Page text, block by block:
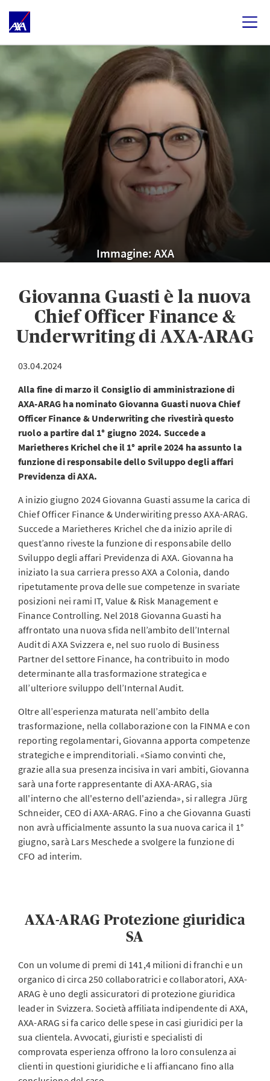
Immagine: AXA
Giovanna Guasti è la nuova
Chief Officer Finance &
Underwriting di AXA-ARAG
03.04.2024
Alla fine di marzo il Consiglio di amministrazione di
AXA-ARAG ha nominato Giovanna Guasti nuova Chief
Officer Finance & Underwriting che rivestirà questo
ruolo a partire dal 1° giugno 2024. Succede a
Marietheres Krichel che il 1° aprile 2024 ha assunto la
funzione di responsabile dello Sviluppo degli affari
Previdenza di AXA.
A inizio giugno 2024 Giovanna Guasti assume la carica di
Chief Officer Finance & Underwiriting presso AXA-ARAG.
Succede a Marietheres Krichel che da inizio aprile di
quest’anno riveste la funzione di responsabile dello
Sviluppo degli affari Previdenza di AXA. Giovanna ha
iniziato la sua carriera presso AXA a Colonia, dando
ripetutamente prova delle sue competenze in svariate
posizioni nei rami IT, Value & Risk Management e
Finance Controlling. Nel 2018 Giovanna Guasti ha
affrontato una nuova sfida nell’ambito dell’Internal
Audit di AXA Svizzera e, nel suo ruolo di Business
Partner del settore Finance, ha contribuito in modo
determinante alla trasformazione strategica e
all’ulteriore sviluppo dell’Internal Audit.
Oltre all’esperienza maturata nell’ambito della
trasformazione, nella collaborazione con la FINMA e con
reporting regolamentari, Giovanna apporta competenze
strategiche e imprenditoriali. «Siamo convinti che,
grazie alla sua presenza incisiva in vari ambiti, Giovanna
sarà una forte rappresentante di AXA-ARAG, sia
all'interno che all'esterno dell'azienda», si rallegra Jürg
Schneider, CEO di AXA-ARAG. Fino a che Giovanna Guasti
non avrà ufficialmente assunto la sua nuova carica il 1°
giugno, sarà Lars Meschede a svolgere la funzione di
CFO ad interim.
AXA-ARAG Protezione giuridica
SA
Con un volume di premi di 141,4 milioni di franchi e un
organico di circa 250 collaboratrici e collaboratori, AXA-
ARAG è uno degli assicuratori di protezione giuridica
leader in Svizzera. Società affiliata indipendente di AXA,
AXA-ARAG si fa carico delle spese in casi giuridici per la
sua clientela. Avvocati, giuristi e specialisti di
comprovata esperienza offrono la loro consulenza ai
clienti in questioni giuridiche e li affiancano fino alla